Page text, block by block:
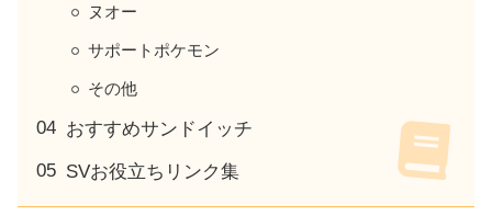
ヌオー
サポートポケモン
その他
おすすめサンドイッチ
SVお役立ちリンク集